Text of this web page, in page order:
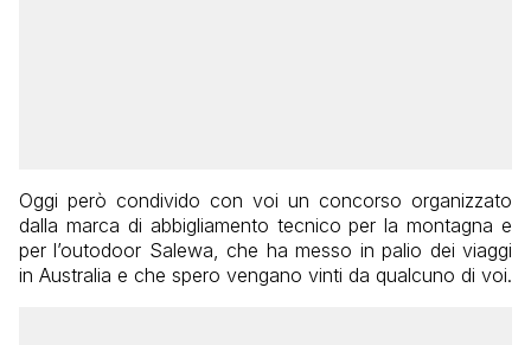
Oggi però condivido con voi un concorso organizzato
dalla marca di abbigliamento tecnico per la montagna e
per l’outodoor Salewa, che ha messo in palio dei viaggi
in Australia e che spero vengano vinti da qualcuno di voi.